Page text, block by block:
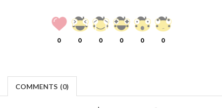
0 0 0 0 0 0
COMMENTS (0)